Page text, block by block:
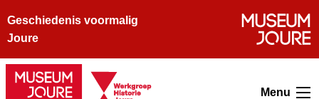
Geschiedenis voormalig
Joure
Menu